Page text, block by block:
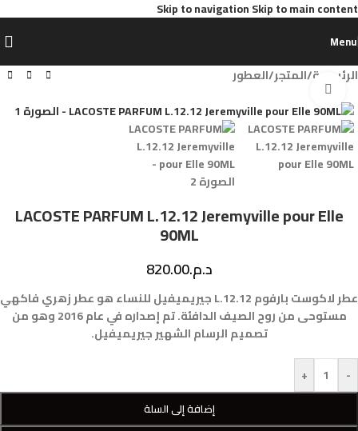
Skip to navigationSkip to main content
Menu
الرئيسية/المتجر/العطور
LACOSTE PARFUM L.12.12 Jeremyville pour Elle
90ML
د.م.820.00
عطر لاكوست بارفوم L.12.12 جيريميفيل للنساء هو عطر زهري فاكهي
مستوحى من روح الصيف الدافئة. تم إصداره في عام 2016 وهو من
تصميم الرسام الشهير جيريميفيل.
-
+
إضافة إلى السلة